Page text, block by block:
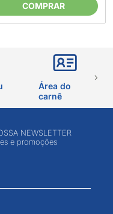
COMPRAR
Área do
carnê
NEWSLETTER
e promoções